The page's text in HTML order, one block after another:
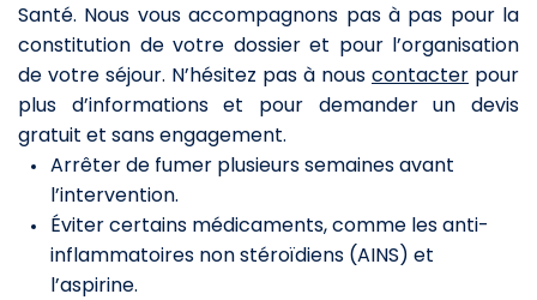
Santé. Nous vous accompagnons pas à pas pour la
constitution de votre dossier et pour l’organisation
de votre séjour. N’hésitez pas à nous contacter pour
plus d’informations et pour demander un devis
gratuit et sans engagement.
Arrêter de fumer plusieurs semaines avant
l’intervention.
Éviter certains médicaments, comme les anti-
inflammatoires non stéroïdiens (AINS) et
l’aspirine.